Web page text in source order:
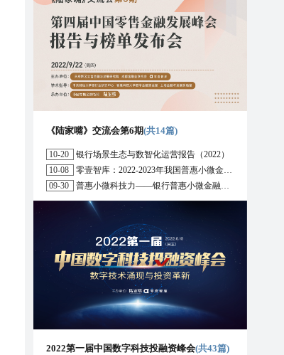
《陆家嘴》交流会第6期(共14篇)
10-20
银行场景生态与数智化运营报告（2022）
10-08
零壹智库：2022-2023年我国普惠小微金融十大趋势展望
09-30
普惠小微科技力——银行普惠小微金融战略与科技解决方案研究报告（2022）
2022第一届中国数字科技投融资峰会(共43篇)